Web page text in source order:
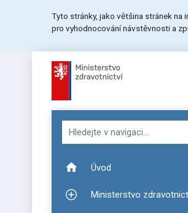
Tyto stránky, jako většina stránek na
pro vyhodnocování návstěvnosti a
Hledat v navigaci
Úvod
Zobrazit podmenu pro
Ministerstvo